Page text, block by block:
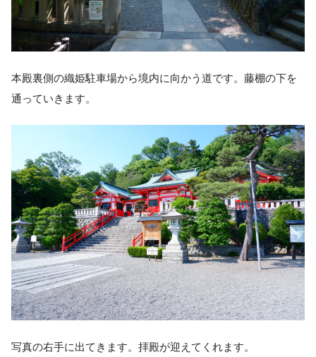
本殿裏側の織姫駐車場から境内に向かう道です。藤棚の下を
通っていきます。
写真の右手に出てきます。拝殿が迎えてくれます。